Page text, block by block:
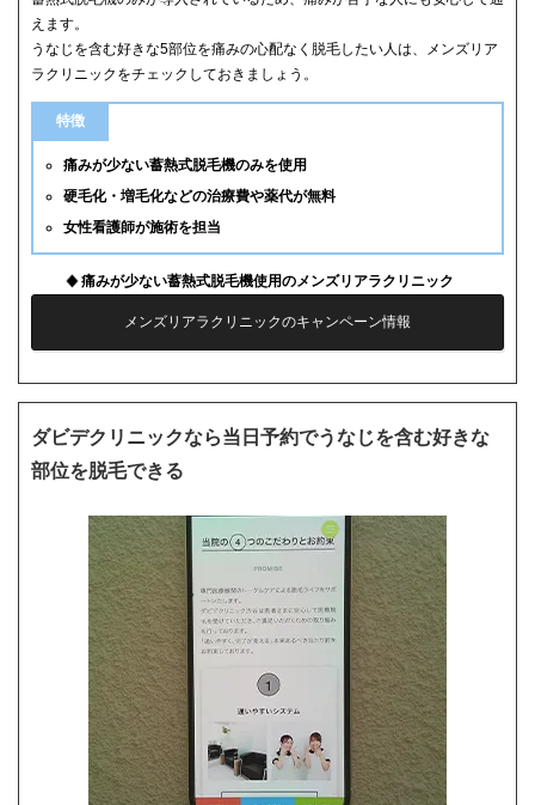
えます。
うなじを含む好きな5部位を痛みの心配なく脱毛したい人は、メンズリア
ラクリニックをチェックしておきましょう。
特徴
痛みが少ない蓄熱式脱毛機のみを使用
硬毛化・増毛化などの治療費や薬代が無料
女性看護師が施術を担当
痛みが少ない蓄熱式脱毛機使用のメンズリアラクリニック
メンズリアラクリニックのキャンペーン情報
ダビデクリニックなら当日予約でうなじを含む好きな
部位を脱毛できる